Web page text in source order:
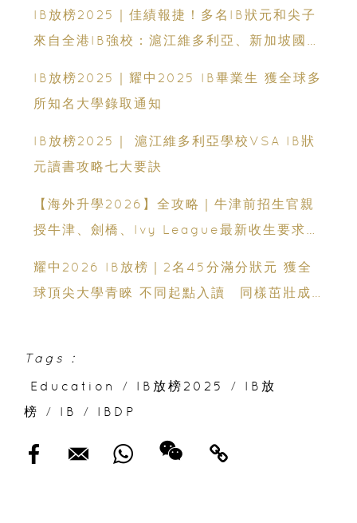
IB放榜2025｜佳績報捷！多名IB狀元和尖子
來自全港IB強校：滬江維多利亞、新加坡國
IB放榜2025｜耀中2025 IB畢業生 獲全球多
所知名大學錄取通知
IB放榜2025｜ 滬江維多利亞學校VSA IB狀
元讀書攻略七大要訣
【海外升學2026】全攻略｜牛津前招生官親
授牛津、劍橋、Ivy League最新收生要求｜
耀中2026 IB放榜｜2名45分滿分狀元 獲全
球頂尖大學青睞 不同起點入讀 同樣茁壯成
Tags :
Education
/ IB放榜2025 /
IB放
榜
/ IB / IBDP